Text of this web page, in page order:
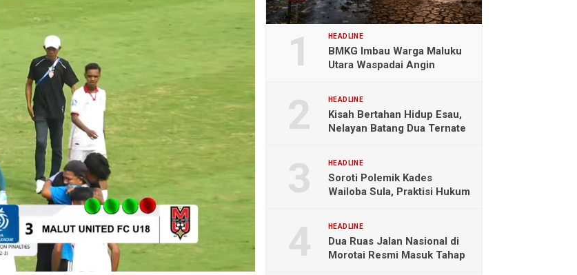
HEADLINE
BMKG Imbau Warga Maluku
Utara Waspadai Angin
HEADLINE
Kisah Bertahan Hidup Esau,
Nelayan Batang Dua Ternate
HEADLINE
Soroti Polemik Kades
Wailoba Sula, Praktisi Hukum
HEADLINE
Dua Ruas Jalan Nasional di
Morotai Resmi Masuk Tahap